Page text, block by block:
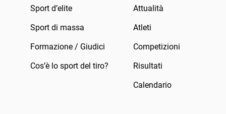
Sport d’elite
Sport di massa
Formazione / Giudici
Cos’è lo sport del tiro?
Attualità
Atleti
Competizioni
Risultati
Calendario